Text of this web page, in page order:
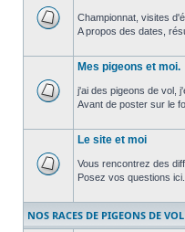
Aucun
non
Championnat, visites
A propos des dates,
Aucun
non
Mes pigeons et moi.
j'ai des pigeons de vol,
Avant de poster sur le
Aucun
Le site et moi
Vous rencontrez des
Posez vos questions ici.
NOS RACES DE PIGEONS DE VOL